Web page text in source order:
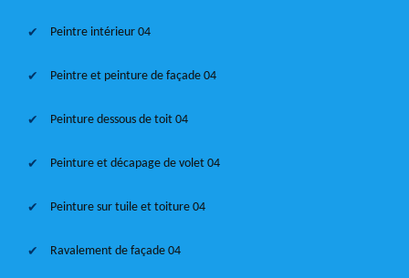
Peintre intérieur 04
Peintre et peinture de façade 04
Peinture dessous de toit 04
Peinture et décapage de volet 04
Peinture sur tuile et toiture 04
Ravalement de façade 04